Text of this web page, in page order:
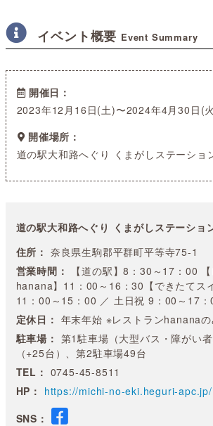
イベント概要 Event Summary
開催日
2023年12月16日(土)〜2024年4月30日(
開催場所
道の駅大和路へぐり くまがしステーショ
道の駅大和路へぐり くまがしステーショ
住所： 奈良県生駒郡平群町平等寺75-1
営業時間：
【道の駅】8：30～17：00
hanana】11：00～16：30【できたてス
11：00～15：00 ／ 土日祝 9：00～17：
定休日： 年末年始 ※レストランhanana
駐車場： 第1駐車場（大型バス・障がい
（+25台）、第2駐車場49台
TEL： 0745-45-8511
HP： https://michi-no-eki.heguri-apc.jp/
SNS：